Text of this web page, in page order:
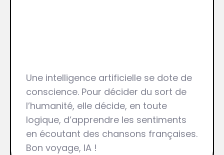
Une intelligence artificielle se dote de
conscience. Pour décider du sort de
l’humanité, elle décide, en toute
logique, d’apprendre les sentiments
en écoutant des chansons françaises.
Bon voyage, IA !